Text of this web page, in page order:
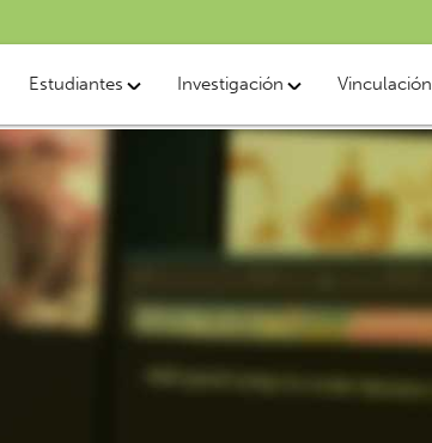
Estudiantes Investigación Vinculación